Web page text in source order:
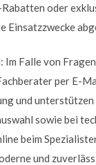
oder
Einsatzzwecke
Falle von
per E-
und unterstützen
sowie bei
beim
und